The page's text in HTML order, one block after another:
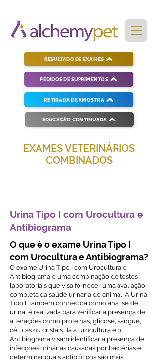
PEDIDOS DE SUPRIMENTOS
RESULTADO DE EXAMES
RETIRADA DE AMOSTRA
EDUCAÇÃO CONTINUADA
EXAMES VETERINÁRIOS
COMBINADOS
Urina Tipo I com Urocultura e
Antibiograma
O que é o exame Urina Tipo I
com Urocultura e Antibiograma?
O exame Urina Tipo I com Urocultura e
Antibiograma é uma combinação de testes
laboratoriais que visa fornecer uma avaliação
completa da saúde urinária do animal. A Urina
Tipo I, também conhecida como análise de
urina, é realizada para verificar a presença de
alterações como proteínas, glicose, sangue,
células ou cristais. Já a Urocultura e o
Antibiograma visam identificar a presença de
infecções urinárias causadas por bactérias e
determinar quais antibióticos são mais